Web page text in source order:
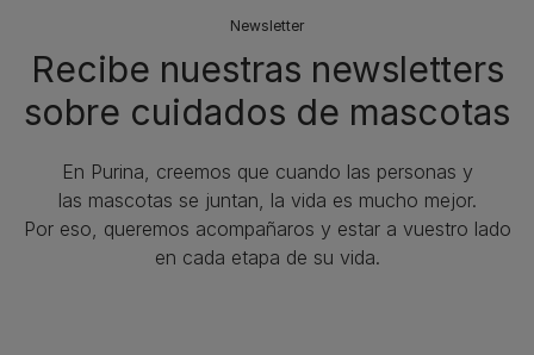
Newsletter
Recibe nuestras newsletters
sobre cuidados de mascotas​
En Purina, creemos que cuando las personas y
las mascotas se juntan, la vida es mucho mejor.
Por eso, queremos acompañaros y estar a vuestro lado
en cada etapa de su vida.​